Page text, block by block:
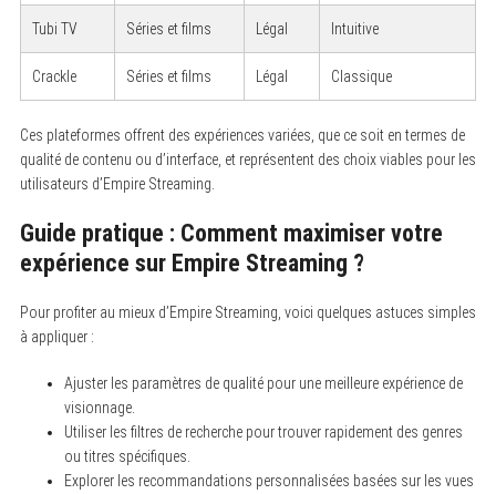
Tubi TV Séries et films Légal Intuitive
Crackle Séries et films Légal Classique
Ces plateformes offrent des expériences variées, que ce soit en termes de
qualité de contenu ou d’interface, et représentent des choix viables pour les
utilisateurs d’Empire Streaming.
Guide pratique : Comment maximiser votre
expérience sur Empire Streaming ?
Pour profiter au mieux d’Empire Streaming, voici quelques astuces simples
à appliquer :
Ajuster les paramètres de qualité pour une meilleure expérience de
visionnage.
Utiliser les filtres de recherche pour trouver rapidement des genres
ou titres spécifiques.
Explorer les recommandations personnalisées basées sur les vues